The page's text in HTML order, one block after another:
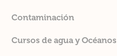
Contaminación
Cursos de agua y Océanos